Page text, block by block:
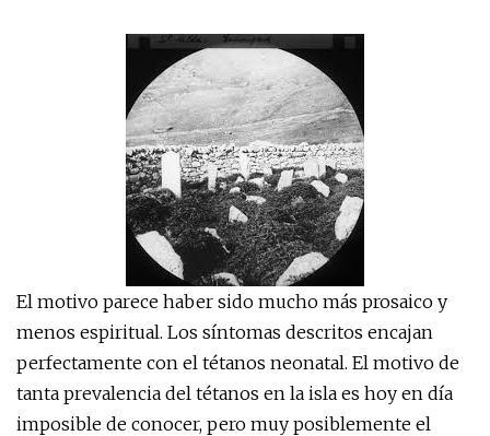
El motivo parece haber sido mucho más prosaico y
menos espiritual. Los síntomas descritos encajan
perfectamente con el tétanos neonatal. El motivo de
tanta prevalencia del tétanos en la isla es hoy en día
imposible de conocer, pero muy posiblemente el